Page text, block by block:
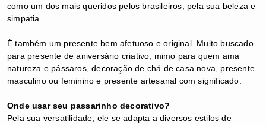
como um dos mais queridos pelos brasileiros, pela sua beleza e
simpatia.
É também um presente bem afetuoso e original. Muito buscado
para presente de aniversário criativo, mimo para quem ama
natureza e pássaros, decoração de chá de casa nova, presente
masculino ou feminino e presente artesanal com significado.
Onde usar seu passarinho decorativo?
Pela sua versatilidade, ele se adapta a diversos estilos de